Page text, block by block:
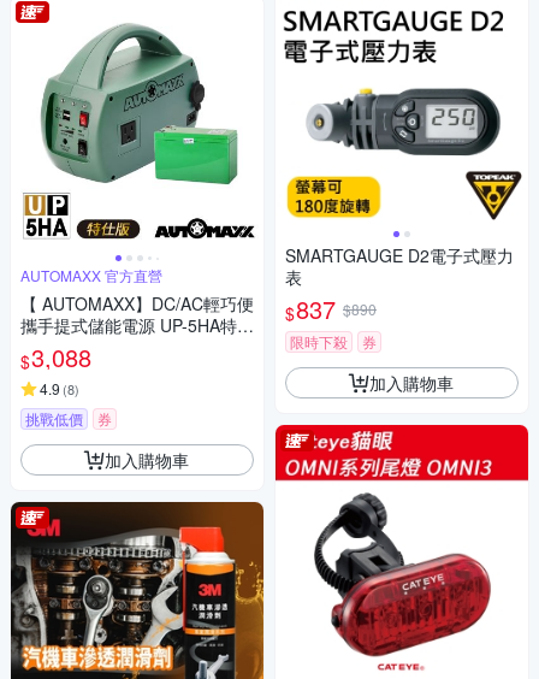
AUTOMAXX 官方直營
【 AUTOMAXX】DC/AC輕巧便
攜手提式儲能電源 UP-5HA特仕
版
$3,088
4.9 (8)
挑戰低價 券
加入購物車
SMARTGAUGE D2電子式壓力
表
$837 $890
限時下殺
券
加入購物車